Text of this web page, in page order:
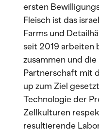
ersten
Fleisch ist das
Farms und
seit 2019 arbeiten
zusammen und
Partnerschaft mit
up zum Ziel
Technologie der
Zellkulturen
resultierende